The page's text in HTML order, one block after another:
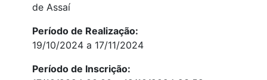
de Assaí
Período de Realização:
19/10/2024 a 17/11/2024
Período de Inscrição: